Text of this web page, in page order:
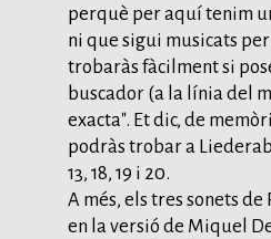
perquè per aquí tenim
ni que sigui musicats
trobaràs fàcilment si
buscador (a la línia del
exacta". Et dic, de
podràs trobar a
13, 18, 19 i 20.
A més, els tres sonets de
en la versió de Miquel